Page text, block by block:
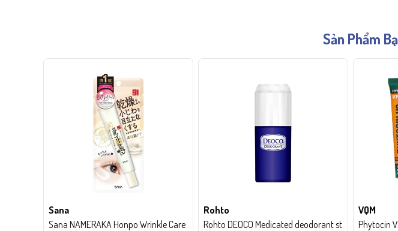
Sản Phẩm
Sana
Sana NAMERAKA Honpo Wrinkle Care
Rohto
Rohto DEOCO Medicated deodorant st
VQM
Phytocin